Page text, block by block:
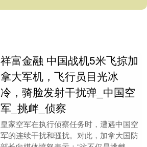
祥富金融 中国战机5米飞掠加
拿大军机，飞行员目光冰
冷，骑脸发射干扰弹_中国空
军_挑衅_侦察
皇家空军在执行侦察任务时，遭遇中国空
军的连续干扰和骚扰。对此，加拿大国防